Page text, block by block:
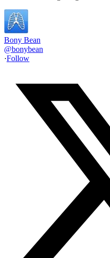
Bony Bean
@bonybean
·Follow